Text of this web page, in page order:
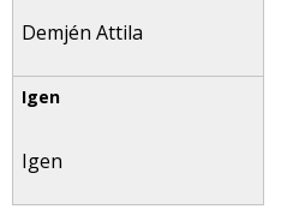
Demjén Attila
Igen